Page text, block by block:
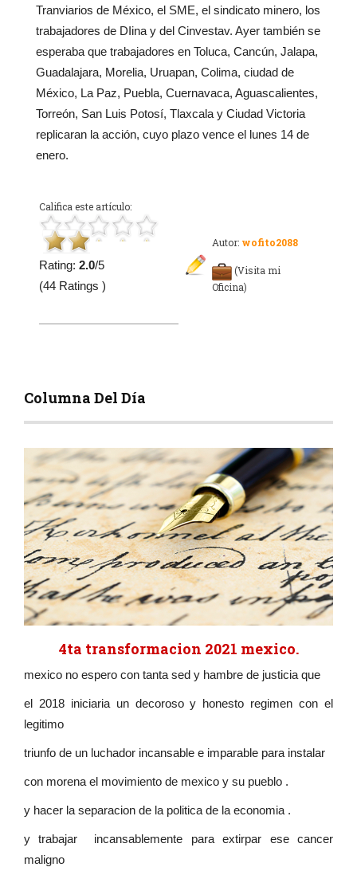
Tranviarios de México, el SME, el sindicato minero, los
trabajadores de DIina y del Cinvestav. Ayer también se
esperaba que trabajadores en Toluca, Cancún, Jalapa,
Guadalajara, Morelia, Uruapan, Colima, ciudad de
México, La Paz, Puebla, Cuernavaca, Aguascalientes,
Torreón, San Luis Potosí, Tlaxcala y Ciudad Victoria
replicaran la acción, cuyo plazo vence el lunes 14 de
enero.
Califica este artículo:
Rating: 2.0/5
(44 Ratings )
Autor: wofito2088
(Visita mi
Oficina)
Columna Del Día
4ta transformacion 2021 mexico.
mexico no espero con tanta sed y hambre de justicia que
el 2018 iniciaria un decoroso y honesto regimen con el
legitimo
triunfo de un luchador incansable e imparable para instalar
con morena el movimiento de mexico y su pueblo .
y hacer la separacion de la politica de la economia .
y trabajar incansablemente para extirpar ese cancer
maligno